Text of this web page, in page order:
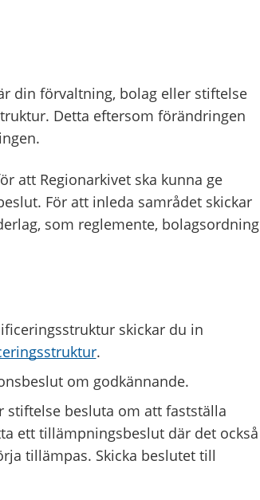
din förvaltning, bolag eller stiftelse
Detta eftersom förändringen
att Regionarkivet ska kunna ge
För att inleda samrådet skickar
som reglemente, bolagsordning
skickar du in
.
om godkännande.
stiftelse besluta om att fastställa
ett tillämpningsbeslut där det också
tillämpas. Skicka beslutet till